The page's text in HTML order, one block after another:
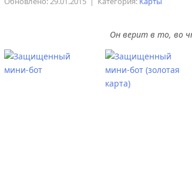
Он верит в то, во